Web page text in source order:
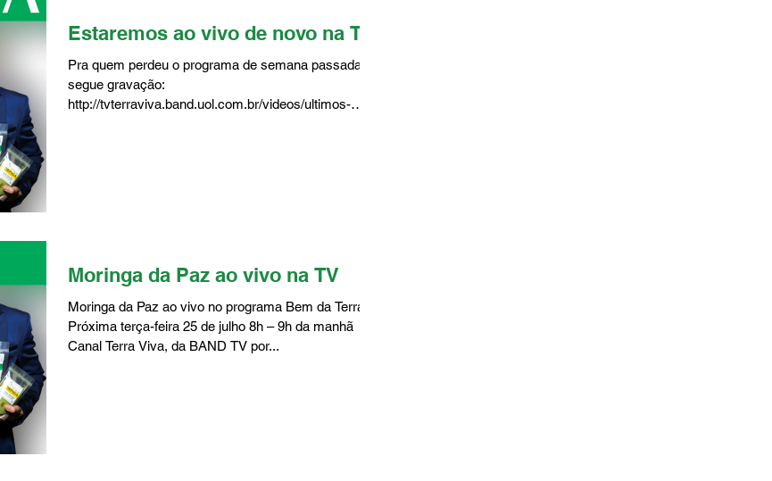
Estaremos ao vivo de novo na TV!
Pra quem perdeu o programa de semana passada,
segue gravação:
http://tvterraviva.band.uol.com.br/videos/ultimos-
Moringa da Paz ao vivo na TV
Moringa da Paz ao vivo no programa Bem da Terra
Próxima terça-feira 25 de julho 8h – 9h da manhã
Canal Terra Viva, da BAND TV por...